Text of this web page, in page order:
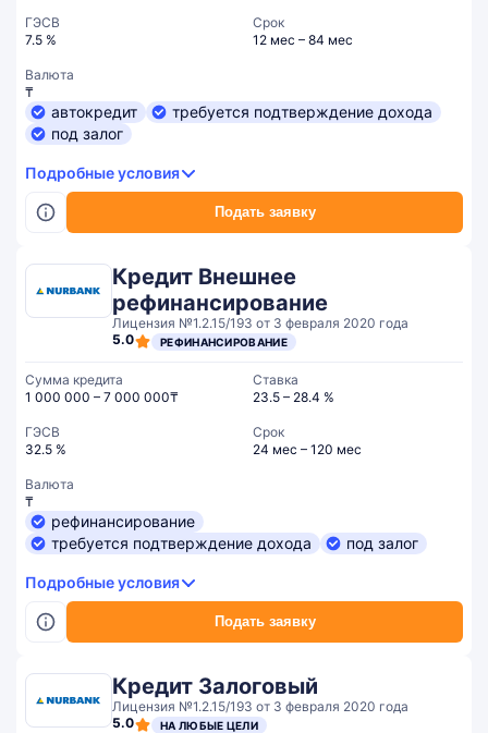
Подать заявку
ГЭСВ
7.5 %
Срок
12 мес – 84 мес
Валюта
₸
автокредит
требуется подтверждение дохода
под залог
Подробные условия
Кредит Внешнее
рефинансирование
Лицензия №1.2.15/193 от 3 февраля 2020 года
5.0
РЕФИНАНСИРОВАНИЕ
Подать заявку
Сумма кредита
1 000 000 – 7 000 000₸
Ставка
23.5 – 28.4 %
ГЭСВ
32.5 %
Срок
24 мес – 120 мес
Валюта
₸
рефинансирование
требуется подтверждение дохода
под залог
Подробные условия
Кредит Залоговый
Лицензия №1.2.15/193 от 3 февраля 2020 года
5.0
НА ЛЮБЫЕ ЦЕЛИ